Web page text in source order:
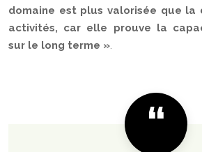
domaine est plus valorisée que la
activités, car elle prouve la
sur le long terme ».